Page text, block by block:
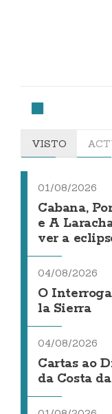
VISTO
01/08/2026
Cabana,
e A
ver a
04/08/2026
O
la Sierra
04/08/2026
Cartas ao
da Costa